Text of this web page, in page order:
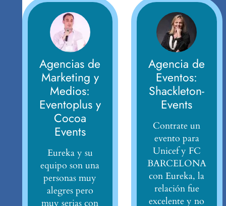
Agencias de
Marketing y
Medios:
Eventoplus y
Cocoa
Events
Eureka y su
equipo son una
personas muy
alegres pero
muy serias con
Agencia de
Eventos:
Shackleton-
Events
Contrate un
evento para
Unicef y FC
BARCELONA
con Eureka, la
relación fue
excelente y no